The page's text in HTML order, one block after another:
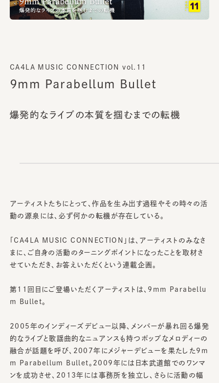
CA4LA MUSIC CONNECTION vol.11
9mm Parabellum Bullet
爆発的なライブの本質を掴むまでの転機
アーティストたちにとって、作品を生み出す過程やその時々の活
動の源泉には、必ず何かの転機が存在している。
「CA4LA MUSIC CONNECTION」は、アーティストのみなさ
まに、ご自身の活動のターニングポイントになったことを取材さ
せていただき、お答えいただくという連載企画。
第11回目にご登場いただくアーティストは、9mm Parabellu
m Bullet。
2005年のインディーズデビュー以降、メンバーが暴れ回る爆発
的なライブと歌謡曲的なニュアンスも持つポップなメロディーの
融合が話題を呼び、2007年にメジャーデビューを果たした9m
m Parabellum Bullet。2009年には日本武道館でのワンマ
ンを成功させ、2013年には事務所を独立し、さらに活動の幅